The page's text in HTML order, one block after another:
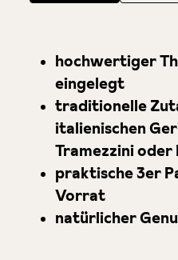
hochwertiger
eingelegt
traditionelle
italienischen
Tramezzini oder
praktische 3er
Vorrat
natürlicher